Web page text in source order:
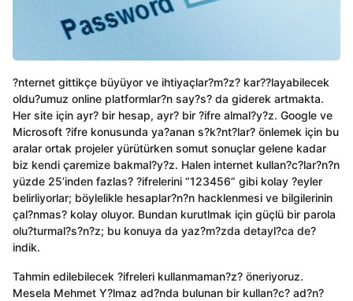
?nternet gittikçe büyüyor ve ihtiyaçlar?m?z? kar??layabilecek
oldu?umuz online platformlar?n say?s? da giderek artmakta.
Her site için ayr? bir hesap, ayr? bir ?ifre almal?y?z. Google ve
Microsoft ?ifre konusunda ya?anan s?k?nt?lar? önlemek için bu
aralar ortak projeler yürütürken somut sonuçlar gelene kadar
biz kendi çaremize bakmal?y?z. Halen internet kullan?c?lar?n?n
yüzde 25’inden fazlas? ?ifrelerini “123456” gibi kolay ?eyler
belirliyorlar; böylelikle hesaplar?n?n hacklenmesi ve bilgilerinin
çal?nmas? kolay oluyor. Bundan kurutlmak için güçlü bir parola
olu?turmal?s?n?z; bu konuya da yaz?m?zda detayl?ca de?
indik.
Tahmin edilebilecek ?ifreleri kullanmaman?z? öneriyoruz.
Mesela Mehmet Y?lmaz ad?nda bulunan bir kullan?c? ad?n?